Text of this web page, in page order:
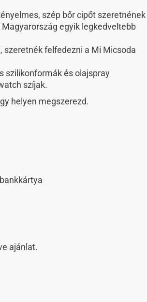
szép bőr cipőt szeretnének
egyik legkedveltebb
szeretnék felfedezni a Mi Micsoda
szilikonformák és olajspray
szíjak.
helyen megszerezd.
bankkártya
ajánlat.